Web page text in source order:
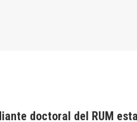
doctoral del RUM